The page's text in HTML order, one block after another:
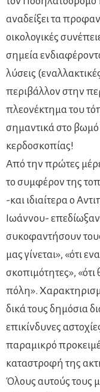
αναδείξει τα
οικολογικές
σημεία
λύσεις
περιβάλλον στην
πλεονέκτημα του
σημαντικά στο βωμό
κερδοσκοπίας!
Από την πρώτες
το συμφέρον της
-και ιδιαίτερα ο
Ιωάννου-
συκοφαντήσουν
μας γίνεται», «ότι
σκοπιμότητες»,
πόλη».
δικά τους δημόσια
επικίνδυνες
παραμικρό
καταστροφή της
Όλους αυτούς τους